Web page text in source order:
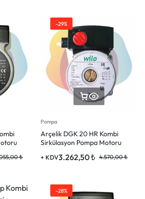
₺
-29%
Pompa
Arçelik DGK 20 HR Kombi
Sirkülasyon Pompa Motoru
3.262,50₺ 4.570,00₺
+ KDV
-28%